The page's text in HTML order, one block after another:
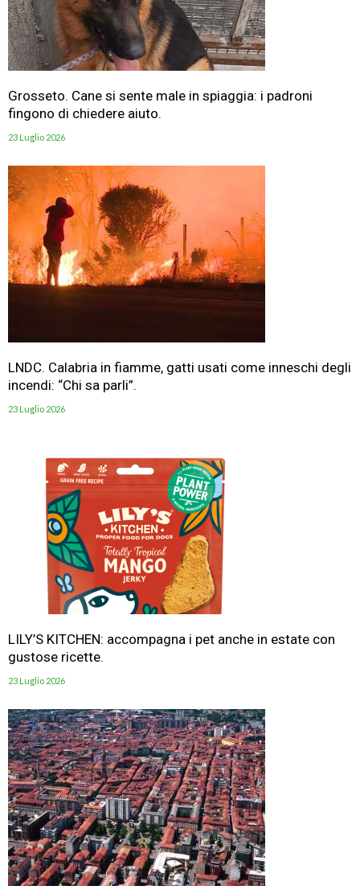
Grosseto. Cane si sente male in spiaggia: i padroni
fingono di chiedere aiuto.
23 Luglio 2026
LNDC. Calabria in fiamme, gatti usati come inneschi degli
incendi: “Chi sa parli”.
23 Luglio 2026
LILY’S KITCHEN: accompagna i pet anche in estate con
gustose ricette.
23 Luglio 2026